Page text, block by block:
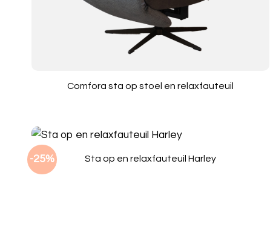
Comfora sta op stoel en relaxfauteuil
-25% Sta op en relaxfauteuil Harley